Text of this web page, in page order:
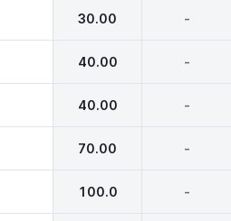
30.00 -
40.00 -
40.00 -
70.00 -
100.0 -